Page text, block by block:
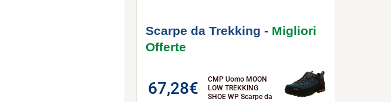
Scarpe da Trekking - Migliori
Offerte
67,28€
CMP Uomo MOON
LOW TREKKING
SHOE WP Scarpe da